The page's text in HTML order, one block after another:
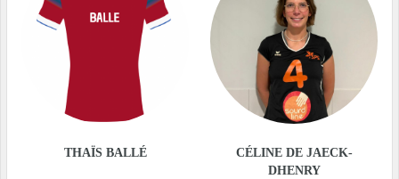
THAÏS BALLÉ
CÉLINE DE JAECK-
DHENRY